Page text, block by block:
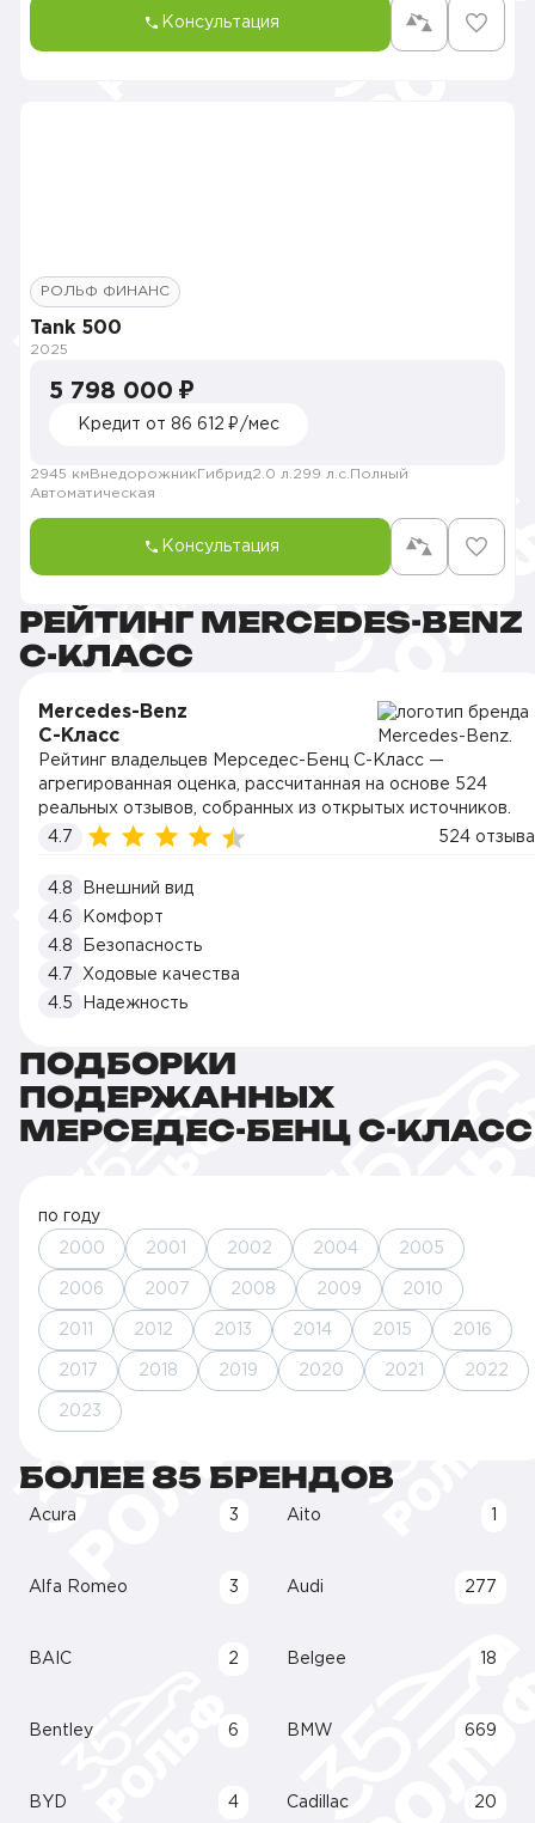
Консультация
РОЛЬФ ФИНАНС
Tank 500
2025
5 798 000 ₽
Кредит от 86 612 ₽/мес
2945 км Внедорожник Гибрид2.0 л. 299 л.с. Полный
Автоматическая
Консультация
РЕЙТИНГ MERCEDES-BENZ
C-КЛАСС
Mercedes-Benz
C-Класс
Рейтинг владельцев Мерседес-Бенц C-Класс —
агрегированная оценка, рассчитанная на основе 524
реальных отзывов, собранных из открытых источников.
4.7
524 отзыва
4.8
Внешний вид
4.6
Комфорт
4.8
Безопасность
4.7
Ходовые качества
4.5
Надежность
ПОДБОРКИ
ПОДЕРЖАННЫХ
МЕРСЕДЕС-БЕНЦ C-КЛАСС
по году
2000 2001 2002 2004 2005
2006 2007 2008 2009 2010
2011 2012 2013 2014 2015 2016
2017 2018 2019 2020 2021 2022
2023
БОЛЕЕ 85 БРЕНДОВ
Acura 3 Aito
Alfa Romeo 3 Audi 277
BAIC 2 Belgee 18
Bentley 6 BMW 669
BYD 4 Cadillac 20